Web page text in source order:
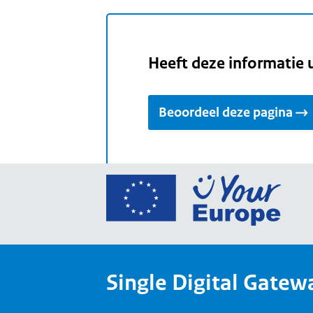
Heeft deze informatie
Beoordeel deze pagina
Ga
Your
Single Digital